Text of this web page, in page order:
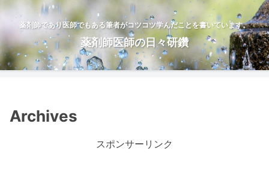
薬剤師であり医師でもある筆者がコツコツ学んだことを書いています。
薬剤師医師の日々研鑽
Archives
スポンサーリンク